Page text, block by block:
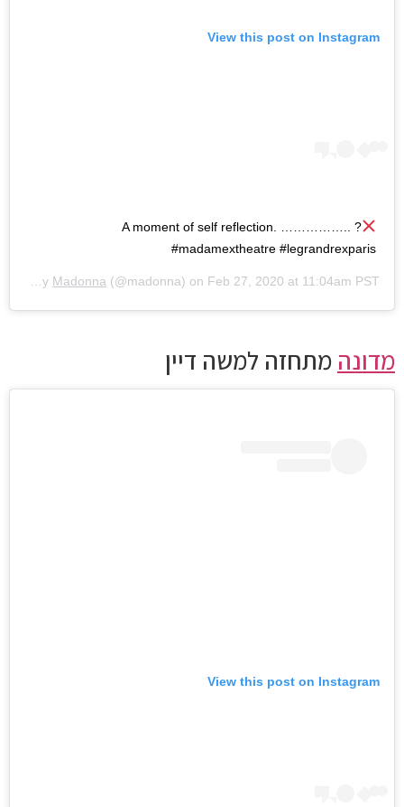
View this post on Instagram
A moment of self reflection. …………….. ?
#madamextheatre #legrandrexparis
Madonna (@madonna) on Feb 27, 2020 at 11:04am PST
מדונה מתחזה למשה דיין
View this post on Instagram